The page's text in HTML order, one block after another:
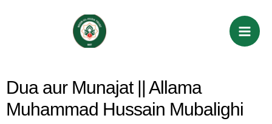
Dua aur Munajat || Allama
Muhammad Hussain Mubalighi